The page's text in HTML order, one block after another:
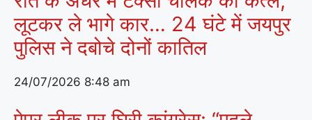
लूटकर ले भागे कार… 24 घंटे में जयपुर
पुलिस ने दबोचे दोनों कातिल
24/07/2026 8:48 am